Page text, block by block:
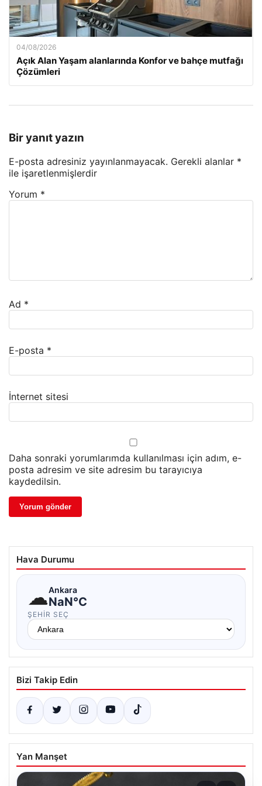
04/08/2026
Açık Alan Yaşam alanlarında Konfor ve bahçe mutfağı
Çözümleri
Bir yanıt yazın
E-posta adresiniz yayınlanmayacak. Gerekli alanlar *
ile işaretlenmişlerdir
Yorum *
Ad *
E-posta *
İnternet sitesi
Daha sonraki yorumlarımda kullanılması için adım, e-
posta adresim ve site adresim bu tarayıcıya
kaydedilsin.
Hava Durumu
☁Ankara
NaN°C
ŞEHIR SEÇ
Bizi Takip Edin
Yan Manşet